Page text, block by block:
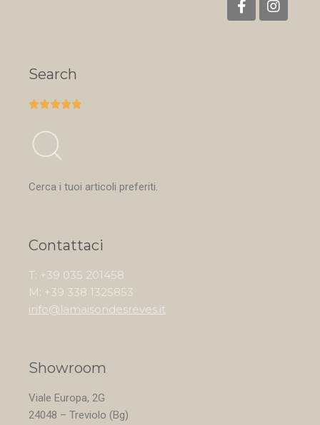
Search

Cerca i tuoi articoli preferiti.
Contattaci
T: +39 035 201458
M: +39 338 1325853
info@lamaisondesreves.it
Showroom
Viale Europa, 2G
24048 – Treviolo (Bg)